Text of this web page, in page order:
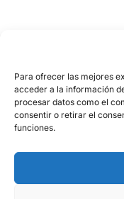
Para ofrecer las mejores
acceder a la información
procesar datos como el
consentir o retirar el
funciones.